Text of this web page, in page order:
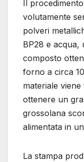
Il
volutamente
polveri
BP28 e acqua,
composto
forno a circa
materiale
ottenere un
grossolana
alimentata in
La stampa